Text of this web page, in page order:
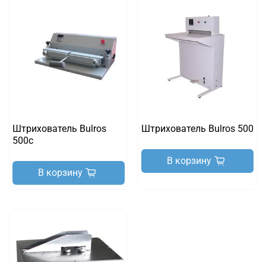
Штрихователь Bulros
500c
В корзину
Штрихователь Bulros 500
В корзину